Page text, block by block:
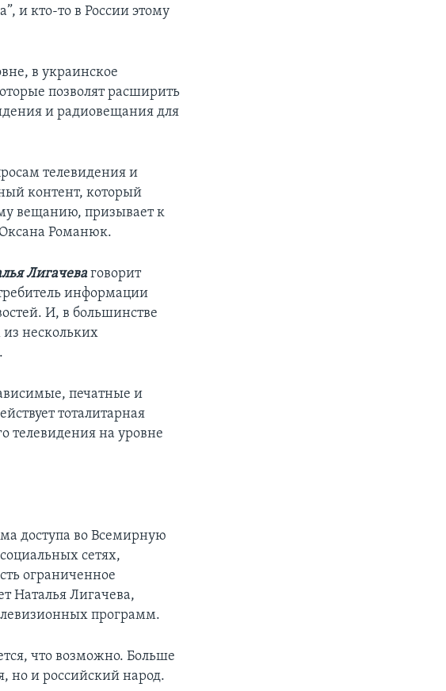
и кто-то в России этому
в украинское
позволят расширить
и радиовещания для
телевидения и
контент, который
вещанию, призывает к
Романюк.
Лигачеваговорит
информации
И, в большинстве
из нескольких
печатные и
тоталитарная
телевидения на уровне
доступа во Всемирную
сетях,
ограниченное
Наталья Лигачева,
программ.
что возможно. Больше
но и российский народ.